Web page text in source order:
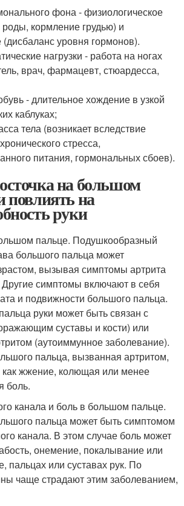
фона - физиологическое
кормление грудью) и
(дисбаланс уровня гормонов).
нагрузки - работа на ногах
врач, фармацевт, стюардесса,
- длительное хождение в узкой
каблуках;
тела (возникает вследствие
стресса,
питания, гормональных сбоев).
на большом
повлиять на
руки
пальце. Подушкообразный
большого пальца может
вызывая симптомы артрита
симптомы включают в себя
и подвижности большого пальца.
руки может быть связан с
суставы и кости) или
(аутоиммунное заболевание).
пальца, вызванная артритом,
жжение, колющая или менее
боль.
канала и боль в большом пальце.
пальца может быть симптомом
канала. В этом случае боль может
онемение, покалывание или
пальцах или суставах рук. По
чаще страдают этим заболеванием,